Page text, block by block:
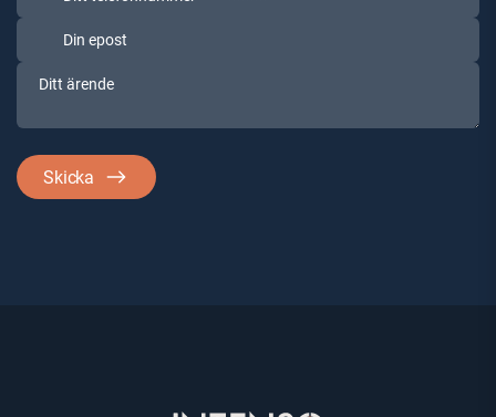
telefonnummer
Din
epost
(Obligatoriskt)
Ditt
(Obligatoriskt)
Skicka